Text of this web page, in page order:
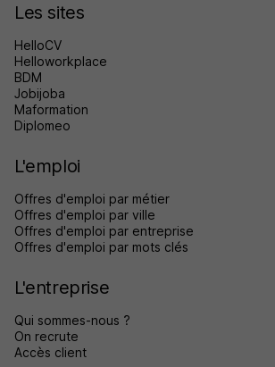
Les sites
HelloCV
Helloworkplace
BDM
Jobijoba
Maformation
Diplomeo
L'emploi
Offres d'emploi par métier
Offres d'emploi par ville
Offres d'emploi par entreprise
Offres d'emploi par mots clés
L'entreprise
Qui sommes-nous ?
On recrute
Accès client